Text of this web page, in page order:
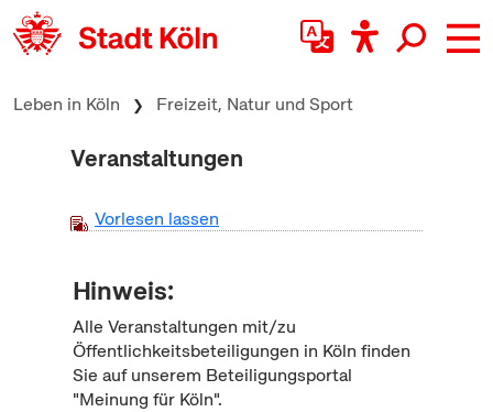
zum Inhalt springen
Leben in Köln Freizeit, Natur und Sport
Veranstaltungen
Vorlesen lassen
Hinweis:
Alle Veranstaltungen mit/zu
Öffentlichkeitsbeteiligungen in Köln finden
Sie auf unserem Beteiligungsportal
"Meinung für Köln".